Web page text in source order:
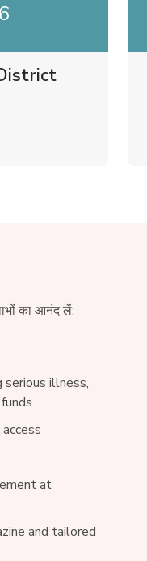
का आनंद लें:
serious illness,
at
and tailored